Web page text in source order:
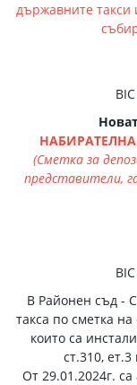
държавните такси
НАБИРАТЕЛНА
(Сметка за
представители,
В Районен съд -
такса по сметка
които са
ст.310,
От 29.01.2024г.